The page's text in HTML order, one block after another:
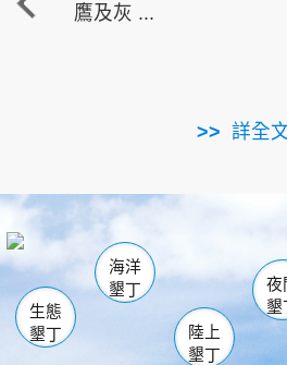
鷹及灰 ...
詳全
海生館
恆春
龍鑾潭自然中心 森
瓊麻館
關山 墾管處
船
白砂
生態
墾丁
海洋
墾丁
陸上
墾丁
夜
墾